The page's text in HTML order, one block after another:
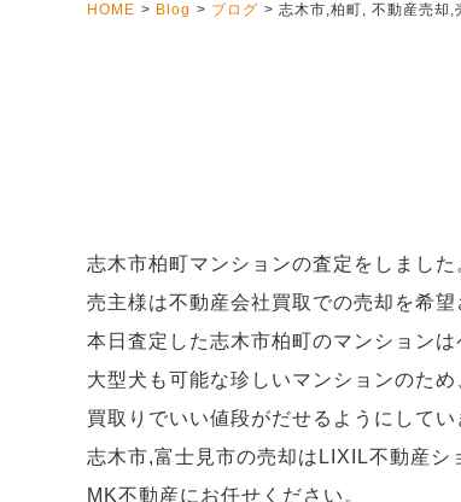
HOME Blog ブログ 志木市,柏町, 不動産売却,
志木市柏町マンションの査定をしました
売主様は不動産会社買取での売却を希望
本日査定した志木市柏町のマンション
大型犬も可能な珍しいマンションのた
買取りでいい値段がだせるようにしてい
志木市,富士見市の売却はLIXIL不動産
MK不動産にお任せください。